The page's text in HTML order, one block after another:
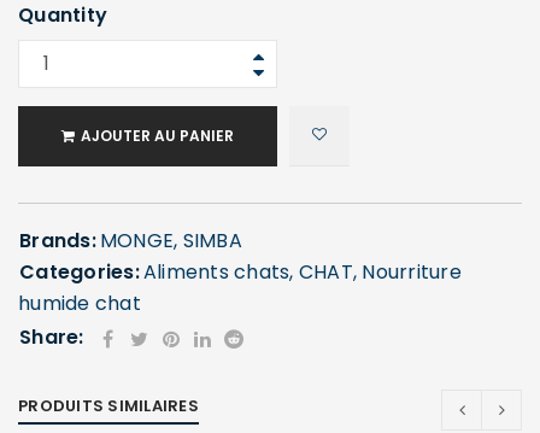
Quantity
AJOUTER AU PANIER
Brands:MONGE, SIMBA
Categories:Aliments chats, CHAT, Nourriture
humide chat
Share:
PRODUITS SIMILAIRES